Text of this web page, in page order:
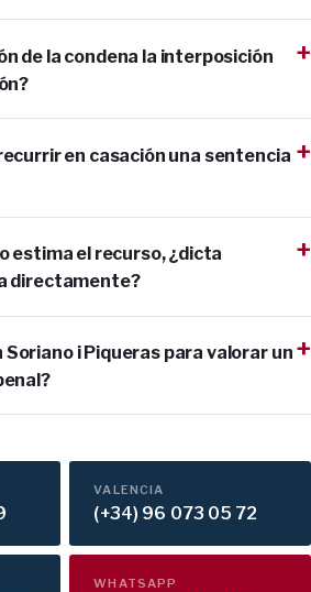
de la condena la interposición
en casación una sentencia
estima el recurso, ¿dicta
directamente?
i Piqueras para valorar un
VALENCIA
(+34) 96 073 05 72
WHATSAPP